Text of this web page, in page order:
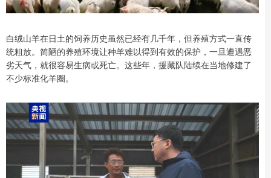
白绒山羊在日土的饲养历史虽然已经有几千年，但养殖方式一直传
统粗放。简陋的养殖环境让种羊难以得到有效的保护，一旦遭遇恶
劣天气，就很容易生病或死亡。这些年，援藏队陆续在当地修建了
不少标准化羊圈。